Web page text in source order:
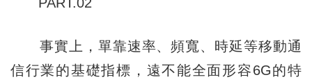
事實上，單靠速率、頻寬、時延等移動通
信行業的基礎指標，遠不能全面形容6G的特